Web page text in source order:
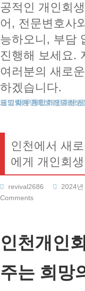
공적인 개인회
어, 전문변호사
능하오니, 부담
진행해 보세요.
여러분의 새로
하겠습니다.
도박빚개인회생 개인회생
대전개인회생 개인회생파산
개인회생보정권고 채무통합 개인회생
인천에서 새
에게 개인회
revival2686 2024
Comments
인천개인
주는 희망